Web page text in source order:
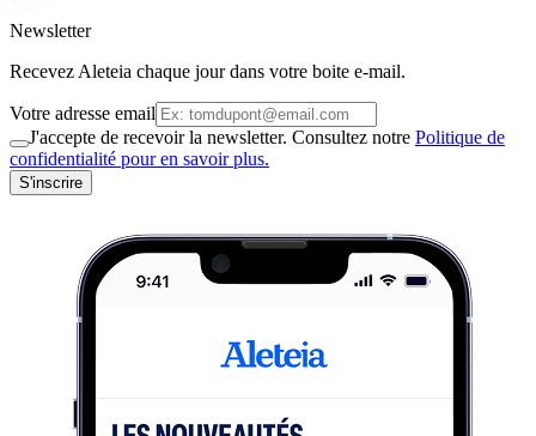
Newsletter
Recevez Aleteia chaque jour dans votre boite e-mail.
Votre adresse email
J'accepte de recevoir la newsletter. Consultez notre Politique de
confidentialité pour en savoir plus.
S'inscrire